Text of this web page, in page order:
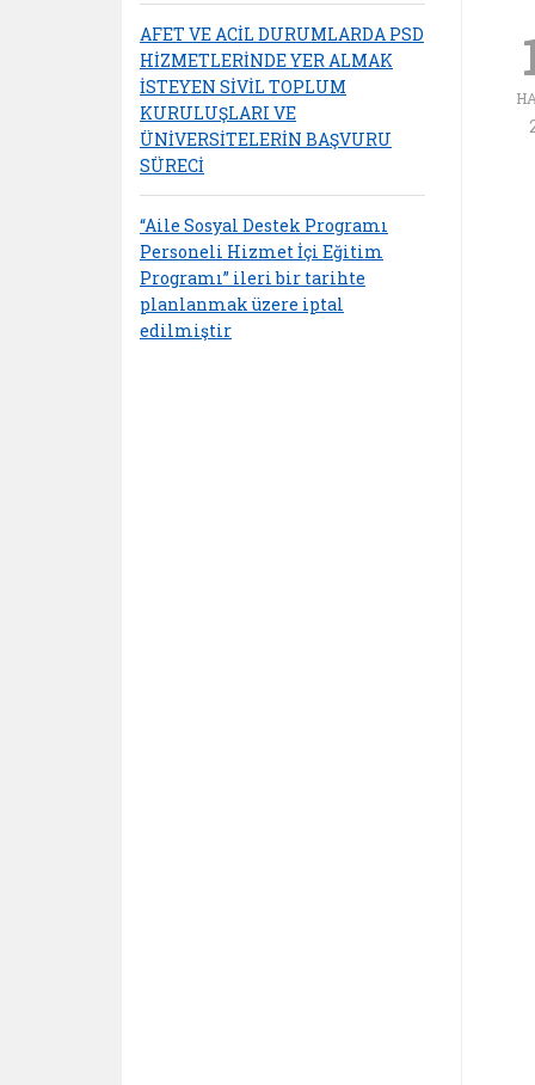
AFET VE ACİL DURUMLARDA PSD
HİZMETLERİNDE YER ALMAK
İSTEYEN SİVİL TOPLUM
KURULUŞLARI VE
ÜNİVERSİTELERİN BAŞVURU
SÜRECİ
“Aile Sosyal Destek Programı
Personeli Hizmet İçi Eğitim
Programı” ileri bir tarihte
planlanmak üzere iptal
edilmiştir